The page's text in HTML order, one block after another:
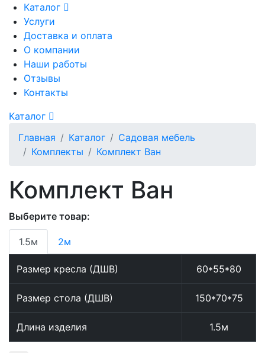
Каталог
Услуги
Доставка и оплата
О компании
Наши работы
Отзывы
Контакты
Каталог
Главная
Каталог
Садовая мебель
Комплекты
Комплект Ван
Комплект Ван
Выберите товар:
1.5м 2м
Размер кресла (ДШВ) 60*55*80
Размер стола (ДШВ) 150*70*75
Длина изделия 1.5м